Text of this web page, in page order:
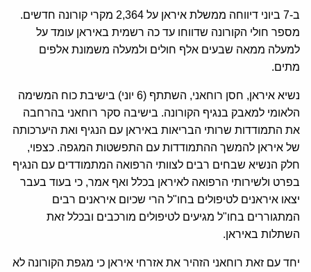
ב-7 ביוני דיווחה ממשלת איראן על 2,364 מקרי קורונה חדשים.
מספר חולי הקורונה שדווחו עד כה רשמית באיראן עומד על
למעלה ממאה שבעים אלף חולים ולמעלה משמונת אלפים
מתים.
נשיא איראן, חסן רוחאני, השתתף (6 יוני) בישיבת כוח המשימה
הלאומי למאבק בנגיף הקורונה. בישיבה סקר רוחאני בהרחבה
את התמודדות שרותי הבריאות באיראן עם הנגיף ואת היערכותה
של איראן להמשך ההתמודדות עם התפשטות המגפה. כצפוי,
חלק הנשיא שבחים רבים לצוותי הרפואה המתמודדים עם הנגיף
בפרט ולשירותי הרפואה לאיראן בכלל ואף אמר, כי בעוד בעבר
יצאו איראנים לטיפולים בחו"ל הרי שכיום איראנים רבים
המתגוררים בחו"ל מגיעים לטיפולים מורכבים ובכלל זאת
השתלות באיראן.
יחד עם זאת רוחאני הזהיר את אזרחי איראן כי מגפת הקורונה לא